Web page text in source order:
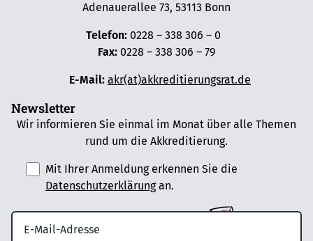
Adenauerallee 73, 53113 Bonn
Telefon:0228 – 338 306 – 0
Fax: 0228 – 338 306 – 79
E-Mail: akr(at)akkreditierungsrat.de
Newsletter
Wir informieren Sie einmal im Monat über alle Themen
rund um die Akkreditierung.
Mit Ihrer Anmeldung erkennen Sie die
Datenschutzerklärungan.